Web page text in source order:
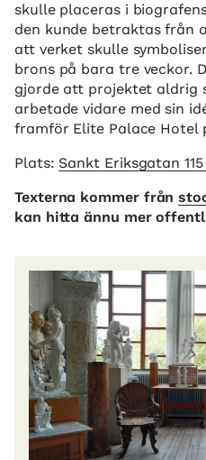
skulle placeras i
den kunde betraktas från
att verket skulle
brons på bara tre veckor.
gjorde att projektet aldrig
arbetade vidare med sin
framför Elite Palace Hotel
Plats: Sankt Eriksgatan
Texterna kommer från
kan hitta ännu mer